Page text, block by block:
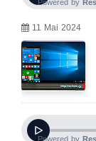
11 Mai 2024